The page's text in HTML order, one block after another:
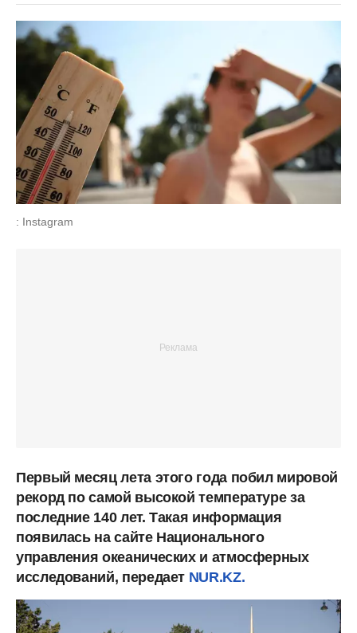
: Instagram
Первый месяц лета этого года побил мировой
рекорд по самой высокой температуре за
последние 140 лет. Такая информация
появилась на сайте Национального
управления океанических и атмосферных
исследований, передает NUR.KZ.